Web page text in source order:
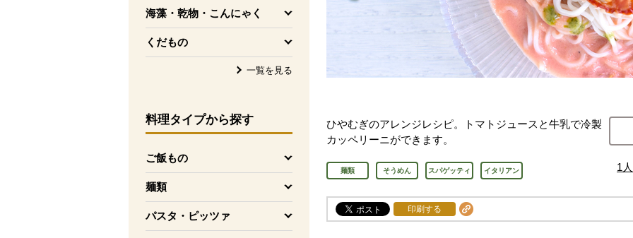
海藻・乾物・こんにゃく
を開く
くだもの
を開く
一覧を見る
料理タイプから探す
ご飯もの
を開く
麺類
を開く
パスタ・ピッツァ
を開く
ひやむぎのアレンジレシピ。トマトジュースと牛乳で冷製
カッペリーニができます。
麺類 そうめん スパゲッティ イタリアン 1人
印刷する